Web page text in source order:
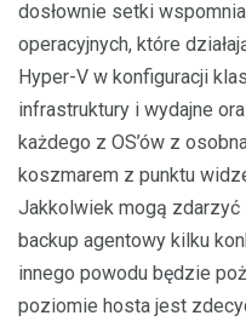
dosłownie setki
operacyjnych, które
Hyper-V w konfiguracji
infrastruktury i wydajne
każdego z OS’ów z
koszmarem z punktu
Jakkolwiek mogą
backup agentowy kilku
innego powodu będzie
poziomie hosta jest